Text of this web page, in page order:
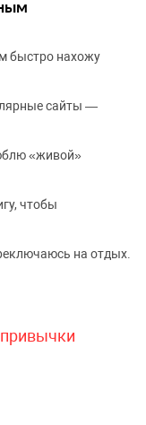
быстро нахожу
сайты —
«живой»
чтобы
на отдых.